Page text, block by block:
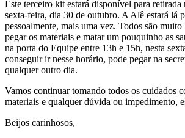
Este terceiro kit estará disponível para retirada
sexta-feira, dia 30 de outubro. A Alê estará lá
pessoalmente, mais uma vez. Todos são
pegar os materiais e matar um pouquinho as
na porta do Equipe entre 13h e 15h, nesta
conseguir ir nesse horário, pode pegar na
qualquer outro dia.
Vamos continuar tomando todos os cuidados
materiais e qualquer dúvida ou impedimento,
Beijos carinhosos,